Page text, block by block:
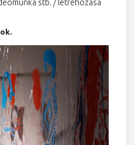
stb. / létrehozása